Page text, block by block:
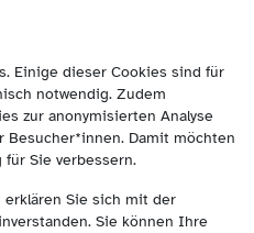
Einige dieser Cookies sind für
notwendig. Zudem
zur anonymisierten Analyse
Besucher*innen. Damit möchten
Sie verbessern.
erklären Sie sich mit der
Sie können Ihre
springen.